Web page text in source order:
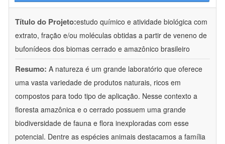
Título do Projeto:estudo químico e atividade biológica com
extrato, fração e/ou moléculas obtidas a partir de veneno de
bufonídeos dos biomas cerrado e amazônico brasileiro
Resumo: A natureza é um grande laboratório que oferece
uma vasta variedade de produtos naturais, ricos em
compostos para todo tipo de aplicação. Nesse contexto a
floresta amazônica e o cerrado possuem uma grande
biodiversidade de fauna e flora inexploradas com esse
potencial. Dentre as espécies animais destacamos a família